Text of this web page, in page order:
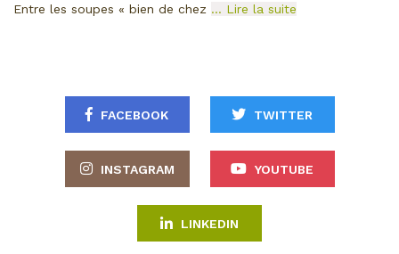
Entre les soupes « bien de chez … Lire la suite
FACEBOOK TWITTER
INSTAGRAM YOUTUBE
LINKEDIN